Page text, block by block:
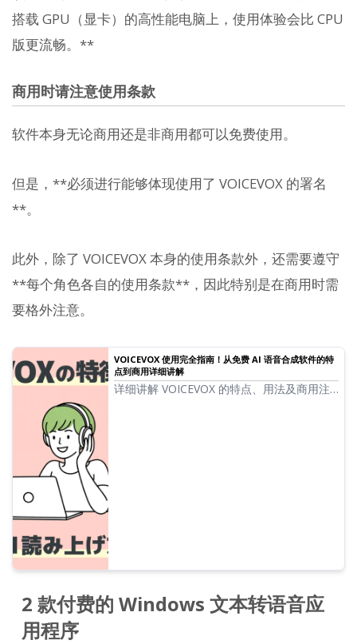
搭载 GPU（显卡）的高性能电脑上，使用体验会比 CPU
版更流畅。**
商用时请注意使用条款
软件本身无论商用还是非商用都可以免费使用。
但是，**必须进行能够体现使用了 VOICEVOX 的署名
**。
此外，除了 VOICEVOX 本身的使用条款外，还需要遵守
**每个角色各自的使用条款**，因此特别是在商用时需
要格外注意。
VOICEVOX 使用完全指南！从免费 AI 语音合成软件的特
点到商用详细讲解
详细讲解 VOICEVOX 的特点、用法及商用注
2 款付费的 Windows 文本转语音应
用程序